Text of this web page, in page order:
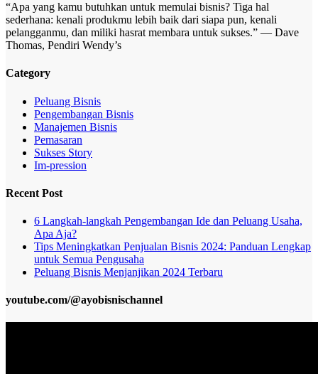
“Apa yang kamu butuhkan untuk memulai bisnis? Tiga hal
sederhana: kenali produkmu lebih baik dari siapa pun, kenali
pelangganmu, dan miliki hasrat membara untuk sukses.” — Dave
Thomas, Pendiri Wendy’s
Category
Peluang Bisnis
Pengembangan Bisnis
Manajemen Bisnis
Pemasaran
Sukses Story
Im-pression
Recent Post
6 Langkah-langkah Pengembangan Ide dan Peluang Usaha,
Apa Aja?
Tips Meningkatkan Penjualan Bisnis 2024: Panduan Lengkap
untuk Semua Pengusaha
Peluang Bisnis Menjanjikan 2024 Terbaru
youtube.com/@ayobisnischannel